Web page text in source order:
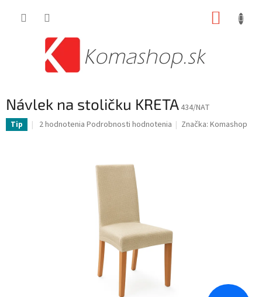
Návlek na stoličku KRETA 434/NAT
Tip
Priemerné
2 hodnotenia Podrobnosti hodnotenia Značka:Komashop